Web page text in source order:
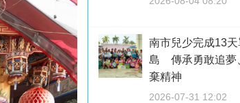
南市兒少完成13天
島 傳承勇敢追夢
棄精神
2026-07-31 12:02